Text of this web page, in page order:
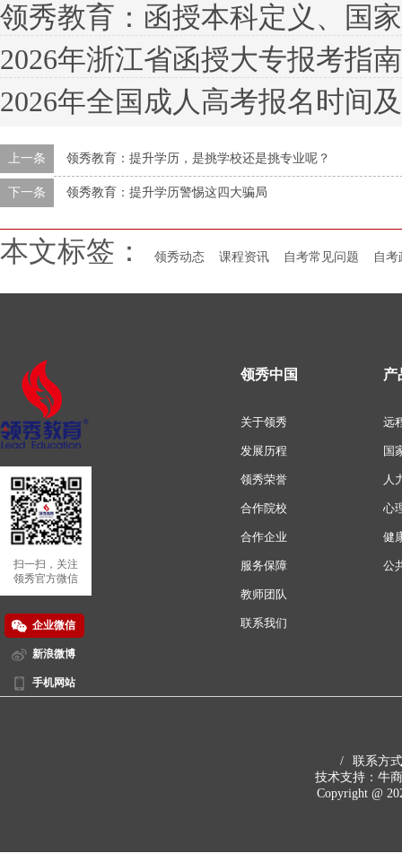
领秀教育：函授本科定义、国家认
2026年浙江省函授大专报考指
2026年全国成人高考报名时间
上一条 领秀教育：提升学历，是挑学校还是挑专业呢？
下一条 领秀教育：提升学历警惕这四大骗局
本文标签： 领秀动态 课程资讯 自考常见问题 自考
扫一扫，关注
领秀官方微信
扫一扫，关注
企业微信
新浪微博
手机网站
领秀中国
关于领秀
发展历程
领秀荣誉
合作院校
合作企业
服务保障
教师团队
联系我们
产
远
国
人
心
健
公
/
联系方
技术支持：牛
Copyright @